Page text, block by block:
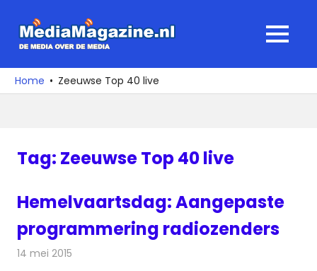
naar
media
over
MENU
Home Zeeuwse Top 40 live
Tag: Zeeuwse Top 40 live
Hemelvaartsdag: Aangepaste
programmering radiozenders
14 mei 2015